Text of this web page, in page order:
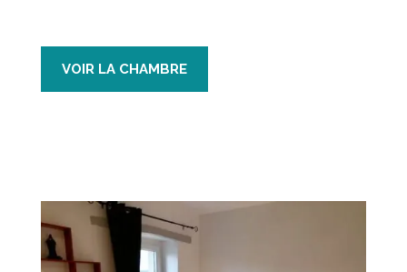
VOIR LA CHAMBRE